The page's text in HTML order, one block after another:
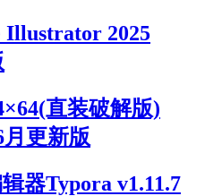
Illustrator 2025
直装破解版)
月更新版
器Typora v1.11.7